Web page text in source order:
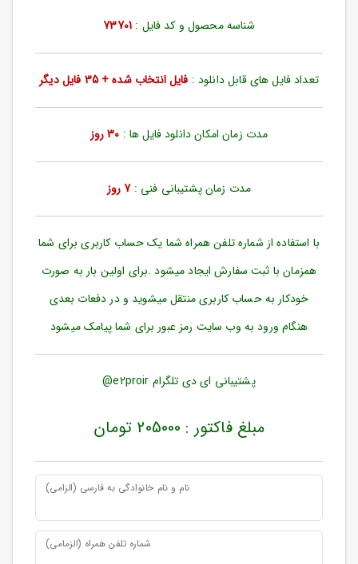
ورود
به
بازیابی
رمز
مندی
ها
شناسه محصول و کد فایل : 73701
تعداد فایل های قابل دانلود : فایل انتخاب شده + 35 فایل دیگر
مدت زمان امکان دانلود فایل ها : 30 روز
مدت زمان پشتیبانی فنی :7 روز
با استفاده از شماره تلفن همراه شما یک حساب کاربری برای شما
همزمان با ثبت سفارش ایجاد میشود .برای اولین بار به صورت
خودکار به حساب کاربری منتقل میشوید و در دفعات بعدی
هنگام ورود به وب سایت رمز عبور برای شما پیامک میشود
پشتیبانی ای دی تلگرام e2proir@
مبلغ فاکتور : 205000 تومان
نام و نام خانوادگی به فارسی (الزامی)
شماره تلفن همراه (الزمامی)